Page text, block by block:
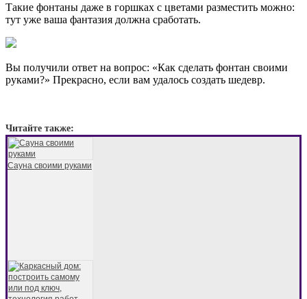
Такие фонтаны даже в горшках с цветами разместить можно:
тут уже ваша фантазия должна сработать.
Вы получили ответ на вопрос: «Как сделать фонтан своими
руками?» Прекрасно, если вам удалось создать шедевр.
Читайте также:
Сауна своими руками